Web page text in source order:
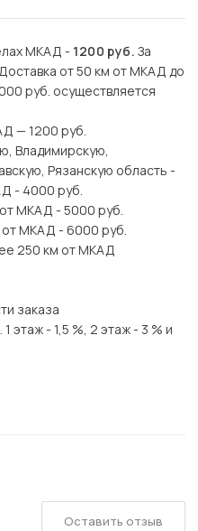
МКАД - 1200 руб. За
от 50 км от МКАД до
руб. осуществляется
— 1200 руб.
Владимирскую,
Рязанскую область -
- 4000 руб.
МКАД - 5000 руб.
от МКАД - 6000 руб.
250 км от МКАД
заказа
этаж - 1,5 %, 2 этаж - 3 % и
Оставить отзыв